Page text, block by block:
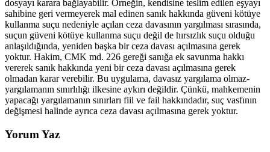
dosyayı karara bağlayabilir. Örneğin, kendisine teslim edilen eşyayı
sahibine geri vermeyerek mal edinen sanık hakkında güveni kötüye
kullanma suçu nedeniyle açılan ceza davasının yargılması sırasında,
suçun güveni kötüye kullanma suçu değil de hırsızlık suçu olduğu
anlaşıldığında, yeniden başka bir ceza davası açılmasına gerek
yoktur. Hakim, CMK md. 226 gereği sanığa ek savunma hakkı
vererek sanık hakkında yeni bir ceza davası açılmasına gerek
olmadan karar verebilir. Bu uygulama, davasız yargılama olmaz-
yargılamanın sınırlılığı ilkesine aykırı değildir. Çünkü, mahkemenin
yapacağı yargılamanın sınırları fiil ve fail hakkındadır, suç vasfının
değişmesi halinde ayrıca ceza davası açılmasına gerek yoktur.
Yorum Yaz